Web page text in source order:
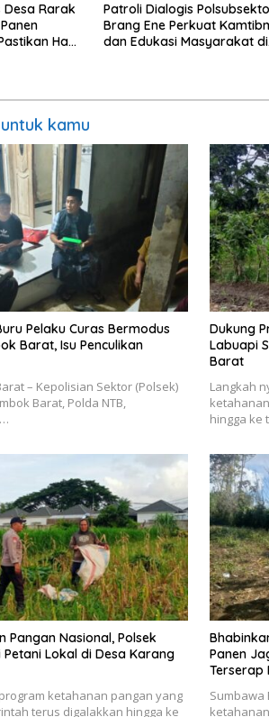
Rarak
Hasil
Patroli Dialogis
Brang Ene Perkuat
dan Edukasi Masyarakat di
kamu
Pelaku Curas Bermodus
Barat, Isu Penculikan
– Kepolisian Sektor (Polsek)
Barat, Polda NTB,
Dukung
Labuapi
Barat
Langkah
hingga ke
Pangan Nasional, Polsek
Lokal di Desa Karang
ketahanan pangan yang
terus digalakkan hingga ke
Panen
Terserap
Sumbawa